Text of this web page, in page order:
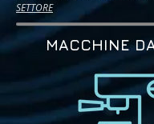
SETTORE
MACCHINE